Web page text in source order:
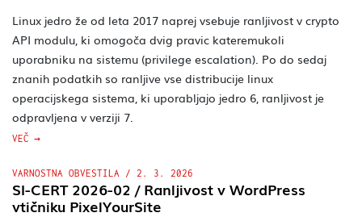
Linux jedro že od leta 2017 naprej vsebuje ranljivost v crypto
API modulu, ki omogoča dvig pravic kateremukoli
uporabniku na sistemu (privilege escalation). Po do sedaj
znanih podatkih so ranljive vse distribucije linux
operacijskega sistema, ki uporabljajo jedro 6, ranljivost je
odpravljena v verziji 7.
VEČ
VARNOSTNA OBVESTILA / 2. 3. 2026
SI-CERT 2026-02 / Ranljivost v WordPress
vtičniku PixelYourSite